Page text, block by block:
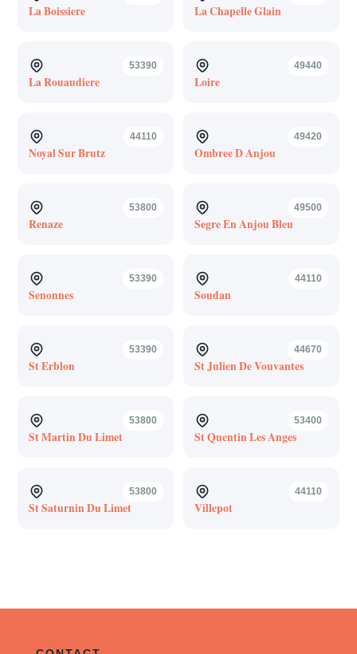
La Boissiere La Chapelle Glain
53390
La Rouaudiere
49440
Loire
44110
Noyal Sur Brutz
49420
Ombree D Anjou
53800
Renaze
49500
Segre En Anjou Bleu
53390
Senonnes
44110
Soudan
53390
St Erblon
44670
St Julien De Vouvantes
53800
St Martin Du Limet
53400
St Quentin Les Anges
53800
St Saturnin Du Limet
44110
Villepot